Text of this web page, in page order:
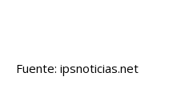
Fuente: ipsnoticias.net